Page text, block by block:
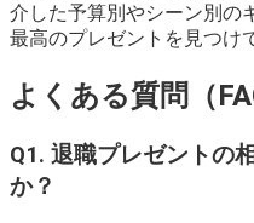
介した予算別やシーン別の
最高のプレゼントを見つけ
よくある質問（
Q1. 退職プレゼントの
か？